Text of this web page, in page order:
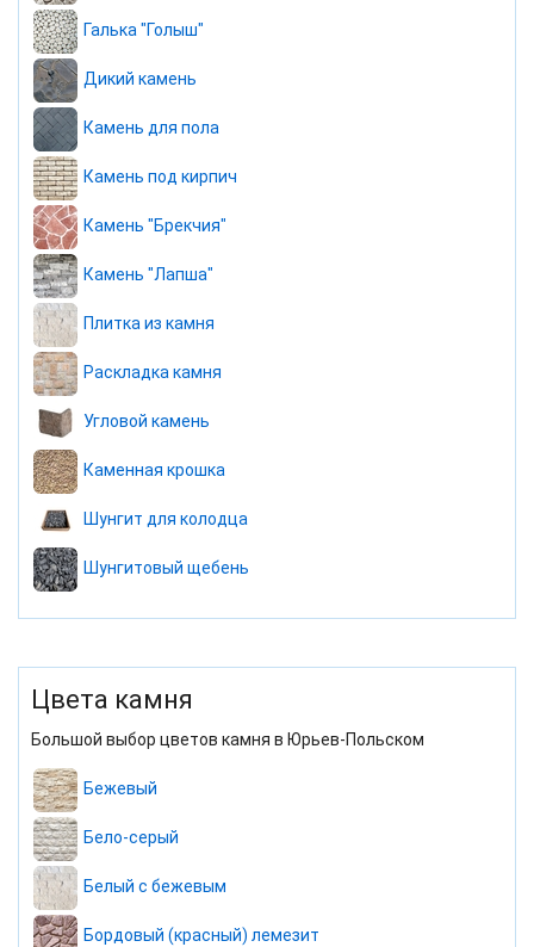
Галька "Голыш"
Дикий камень
Камень для пола
Камень под кирпич
Камень "Брекчия"
Камень "Лапша"
Плитка из камня
Раскладка камня
Угловой камень
Каменная крошка
Шунгит для колодца
Шунгитовый щебень
Цвета камня
Большой выбор цветов камня в Юрьев-Польском
Бежевый
Бело-серый
Белый с бежевым
Бордовый (красный) лемезит